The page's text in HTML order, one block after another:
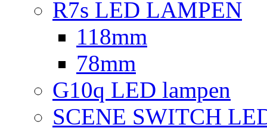
R7s LED LAMPEN
118mm
78mm
G10q LED lampen
SCENE SWITCH